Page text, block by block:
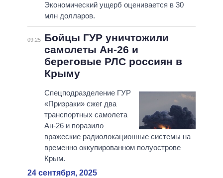
Экономический ущерб оценивается в 30
млн долларов.
09:25
Бойцы ГУР уничтожили
самолеты Ан-26 и
береговые РЛС россиян в
Крыму
Спецподразделение ГУР
«Призраки» сжег два
транспортных самолета
Ан-26 и поразило
вражеские радиолокационные системы на
временно оккупированном полуострове
Крым.
24 сентября, 2025